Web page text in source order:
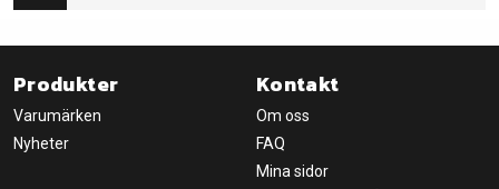
Produkter
Varumärken
Nyheter
Kontakt
Om oss
FAQ
Mina sidor